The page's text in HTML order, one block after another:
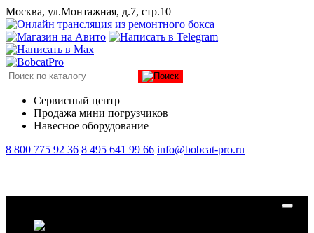
Москва, ул.Монтажная, д.7, стр.10
Сервисный центр
Продажа мини погрузчиков
Навесное оборудование
8 800 775 92 36 8 495 641 99 66 info@bobcat-pro.ru